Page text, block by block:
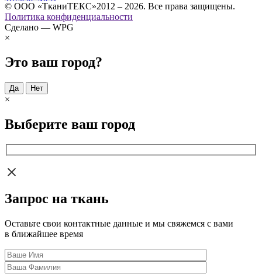
© ООО «ТканиТЕКС»2012 – 2026. Все права защищены.
Политика конфиденциальности
Сделано — WPG
×
Это ваш город?
Да Нет
×
Выберите ваш город
Запрос на ткань
Оставьте свои контактные данные и мы свяжемся с вами
в ближайшее время